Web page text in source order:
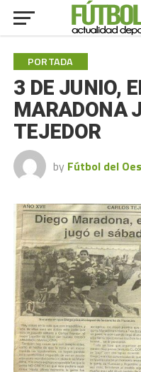
PORTADA
3 DE JUNIO,
MARADONA
TEJEDOR
by Fútbol del